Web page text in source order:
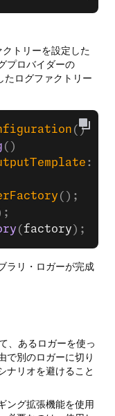
トリーを設定した
プロバイダーの
ログファクトリー
()
()
:
();
(factory );
ラリ・ロガーが完成
、あるロガーを使っ
で別のロガーに切り
ナリオを避けること
ング拡張機能を使用